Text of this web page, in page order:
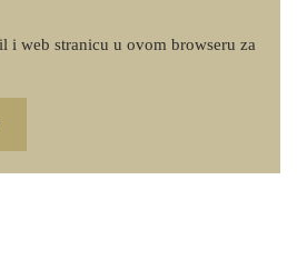
i web stranicu u ovom browseru za